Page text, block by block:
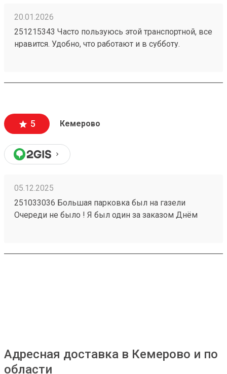
20.01.2026
251215343 Часто пользуюсь этой транспортной, все
нравится. Удобно, что работают и в субботу.
5 Кемерово
05.12.2025
251033036 Большая парковка был на газели
Очереди не было ! Я был один за заказом Днём
будем сотрудничать ! Что ещё отлично ? Получение
Адресная доставка в Кемерово и по
области